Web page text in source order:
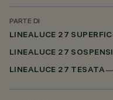
PARTE DI
LINEALUCE 27
LINEALUCE 27
LINEALUCE 27 TESATA